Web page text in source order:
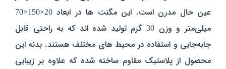
عین حال مدرن است. این مگنت‌ ها در ابعاد 20×150×70
میلی‌متر و وزن 30 گرم تولید شده‌ اند که به راحتی قابل
جابه‌جایی و استفاده در محیط‌ های مختلف هستند. بدنه این
محصول از پلاستیک مقاوم ساخته شده که علاوه بر زیبایی